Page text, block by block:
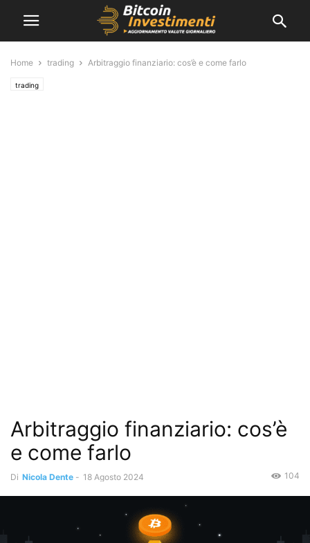
Home trading Arbitraggio finanziario: cos’è e come farlo
trading
Arbitraggio finanziario: cos’è
e come farlo
Di Nicola Dente - 18 Agosto 2024 104